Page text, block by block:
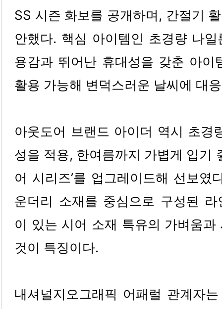
SS 시즌 화보를 공개하며, 간절기
안했다. 핵심 아이템인 초경량 나
용감과 뛰어난 휴대성을 갖춘 아
활용 가능해 변덕스러운 날씨에 대
아웃도어 브랜드 아이더 역시 초경
성을 적용, 한여름까지 가볍게 입기
어 시리즈’를 업그레이드해 선보였
운더리 소재를 중심으로 구성된
이 있는 시어 소재 특유의 가벼움
것이 특징이다.
내셔널지오그래픽 어패럴 관계자